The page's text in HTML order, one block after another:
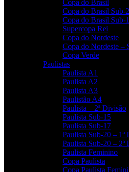
Copa do Brasil
Copa do Brasil Sub-
Copa do Brasil Sub-
Supercopa Rei
Copa do Nordeste
Copa do Nordeste –
Copa Verde
Paulistas
Paulista A1
Paulista A2
Paulista A3
Paulistão A4
Paulista – 2ª Divisão
Paulista Sub-15
Paulista Sub-17
Paulista Sub-20 – 1ª
Paulista Sub-20 – 2ª
Paulista Feminino
Copa Paulista
Copa Paulista